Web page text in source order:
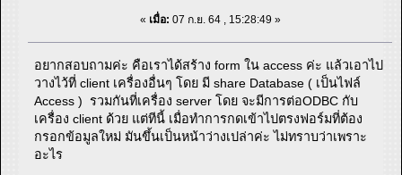
« เมื่อ: 07 ก.ย. 64 , 15:28:49 »
อยากสอบถามค่ะ คือเราได้สร้าง form ใน access ค่ะ แล้วเอาไป
วางไว้ที่ client เครื่องอื่นๆ โดย มี share Database ( เป็นไฟล์
Access ) รวมกันที่เครื่อง server โดย จะมีการต่อODBC กับ
เครื่อง client ด้วย แต่ทีนี้ เมื่อทำการกดเข้าไปตรงฟอร์มที่ต้อง
กรอกข้อมูลใหม่ มันขึ้นเป็นหน้าว่างเปล่าค่ะ ไม่ทราบว่าเพราะ
อะไร